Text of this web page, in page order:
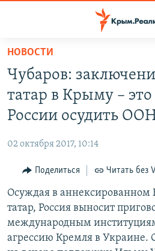
Вернуться
основному
содержанию
Вернутся
главной
навигации
Вернутся
поиску
НОВОСТИ
СПЕЦПРОЕКТЫ
11 ЛЕТ ОККУПАЦИИ КРЫМА. 11
ВОДА
ЕЩЕ
ИНТЕРАКТИВ
ИНФОГРАФИКА
ТЕЛЕПРОЕКТ КРЫМ.РЕАЛИИ
СОВЕТЫ ПРАВОЗАЩИТНИКОВ
РАДІО СВОБОДА
КАК ОБОЙТИ БЛОКИРОВКУ
Українською
Qırımtatar
НОВОСТИ
Чубаров:
татар в Крыму –
России осудить
02 октября 2017, 10:14
Поделиться Читать без
Осуждая в
татар, Россия выносит
международным
агрессию Кремля в Украине.